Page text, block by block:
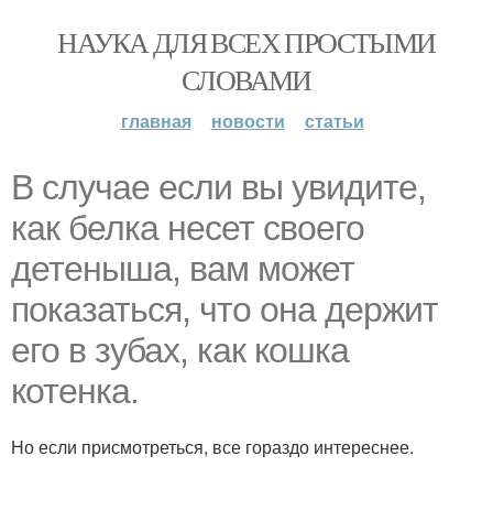
НАУКА ДЛЯ ВСЕХ ПРОСТЫМИ
СЛОВАМИ
главная новости статьи
В случае если вы увидите,
как белка несет своего
детеныша, вам может
показаться, что она держит
его в зубах, как кошка
котенка.
Но если присмотреться, все гораздо интереснее.